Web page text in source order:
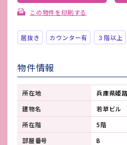
この物件を印刷する
居抜き カウンター有 ３階以上
物件情報
所在地
兵庫県姫
建物名
若草ビル
所在階
5階
部屋番号
B